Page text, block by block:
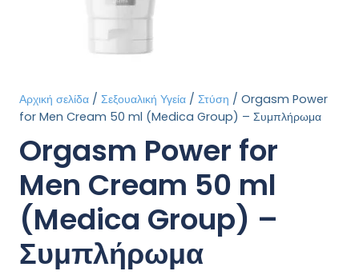
Αρχική σελίδα / Σεξουαλική Υγεία / Στύση / Orgasm Power
for Men Cream 50 ml (Medica Group) – Συμπλήρωμα
Orgasm Power for
Men Cream 50 ml
(Medica Group) –
Συμπλήρωμα